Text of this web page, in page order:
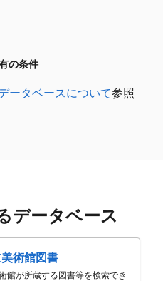
の条件
ータベースについて参照
データベース
術館図書
館が所蔵する図書等を検索でき